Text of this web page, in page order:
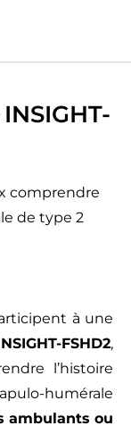
comprendre
de type 2
à une
FSHD2,
l’histoire
humérale
ambulants ou